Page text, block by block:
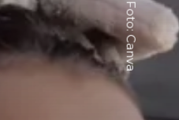
Foto: Canva